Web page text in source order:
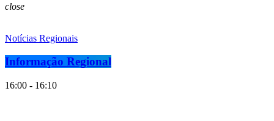
close
Notícias Regionais
Informação Regional
16:00 - 16:10